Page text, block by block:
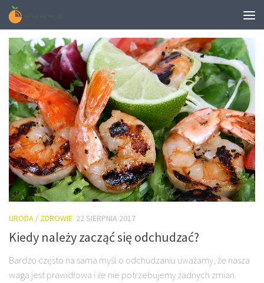
URODA / ZDROWIE 22 SIERPNIA 2017
Kiedy należy zacząć się odchudzać?
Bardzo często na sama myśl o odchudzaniu uważamy, że nasza
waga jest prawidłowa i że nie potrzebujemy żadnych zmian.